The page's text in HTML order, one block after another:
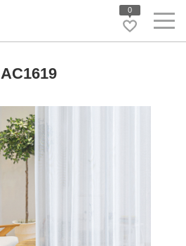
0
AC1619